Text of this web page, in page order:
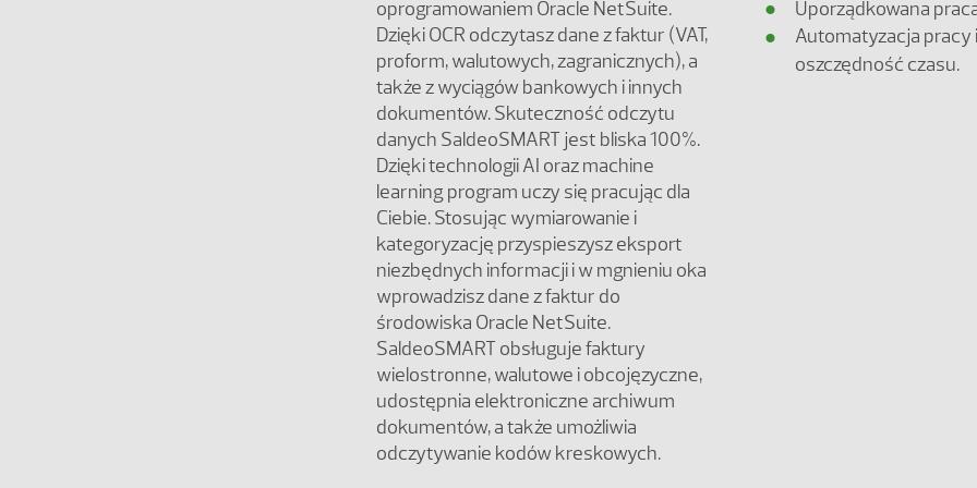
oprogramowaniem Oracle NetSuite.
Dzięki OCR odczytasz dane z faktur (VAT,
proform, walutowych, zagranicznych), a
także z wyciągów bankowych i innych
dokumentów. Skuteczność odczytu
danych SaldeoSMART jest bliska 100%.
Dzięki technologii AI oraz machine
learning program uczy się pracując dla
Ciebie. Stosując wymiarowanie i
kategoryzację przyspieszysz eksport
niezbędnych informacji i w mgnieniu oka
wprowadzisz dane z faktur do
środowiska Oracle NetSuite.
SaldeoSMART obsługuje faktury
wielostronne, walutowe i obcojęzyczne,
udostępnia elektroniczne archiwum
dokumentów, a także umożliwia
odczytywanie kodów kreskowych.
Uporządkowana
Automatyzacja pracy i
oszczędność czasu.